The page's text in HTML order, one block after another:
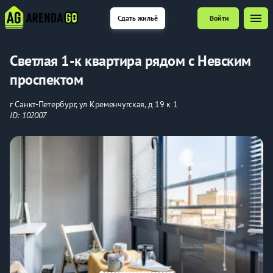
Сдать жильё Войти menu
Светлaя 1-к квартиpa рядом с Невским
проспектом
г Санкт-Петербург, ул Кременчугская, д 19 к 1
ID: 102007